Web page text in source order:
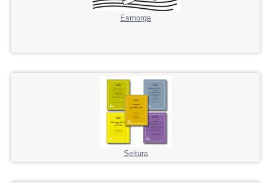
Esmorga
Seitura